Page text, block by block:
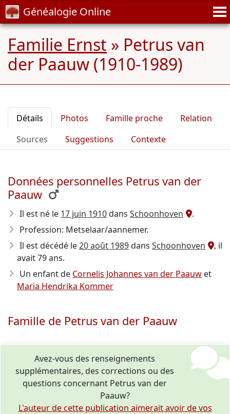
Généalogie Online
Familie Ernst » Petrus van
der Paauw (1910-1989)
Détails Photos Famille proche
Relation
Sources
Suggestions Contexte
Données personnelles Petrus van der
Paauw
Il est né le 17 juin 1910dans Schoonhoven
.
Profession: Metselaar/aannemer.
Il est décédé le20 août 1989dans Schoonhoven
, il
avait 79 ans.
Un enfant de Cornelis Johannes van der Paauw et
Maria Hendrika Kommer
Famille de Petrus van der Paauw
Avez-vous des renseignements
supplémentaires, des corrections ou des
questions concernant Petrus van der
Paauw?
L'auteur de cette publication aimerait avoir de vos